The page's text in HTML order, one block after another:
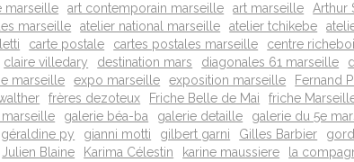
marseille art contemporain marseille art marseille Arthur
marseille atelier national marseille atelier tchikebe
carte postale cartes postales marseille centre
claire villedary destination mars diagonales 61 marseille
marseille expo marseille exposition marseille Fernand
frères dezoteux Friche Belle de Mai friche
galerie béa-ba galerie detaille galerie du 5e
géraldine py gianni motti gilbert garni Gilles Barbier
Julien Blaine Karima Célestin karine maussiere la